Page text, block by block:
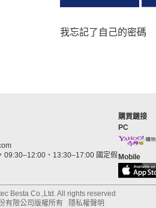
我忘記了自己的密碼
09:30–12:00、13:30–17:00 國定假
購買鏈接
PC
Mobile
Besta Co.,Ltd. All rights reserved
有限公司版權所有
隱私權聲明